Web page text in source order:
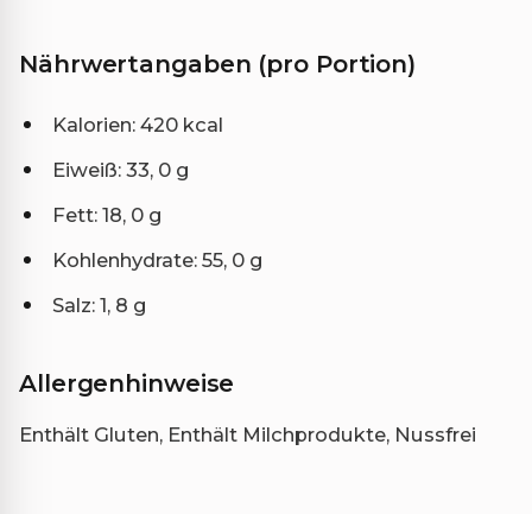
Nährwertangaben (pro Portion)
Kalorien: 420 kcal
Eiweiß: 33, 0 g
Fett: 18, 0 g
Kohlenhydrate: 55, 0 g
Salz: 1, 8 g
Allergenhinweise
Enthält Gluten, Enthält Milchprodukte, Nussfrei